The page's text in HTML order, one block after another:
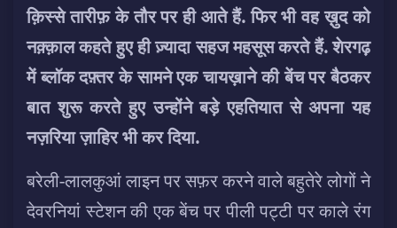
क़िस्से तारीफ़ के तौर पर ही आते हैं. फिर भी वह ख़ुद को
नक़्क़ाल कहते हुए ही ज़्यादा सहज महसूस करते हैं. शेरगढ़
में ब्लॉक दफ़्तर के सामने एक चायख़ाने की बेंच पर बैठकर
बात शुरू करते हुए उन्होंने बड़े एहतियात से अपना यह
नज़रिया ज़ाहिर भी कर दिया.
बरेली-लालकुआं लाइन पर सफ़र करने वाले बहुतेरे लोगों ने
देवरनियां स्टेशन की एक बेंच पर पीली पट्टी पर काले रंग